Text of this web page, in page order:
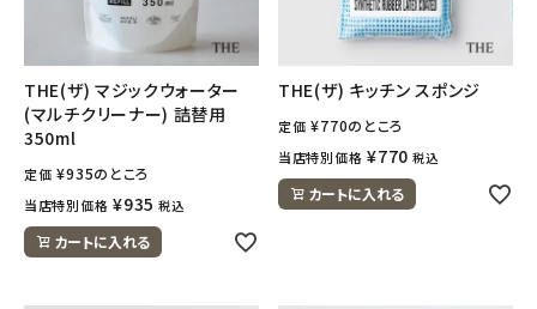
THE(ザ) マジックウォーター
(マルチクリーナー) 詰替用
350ml
定価 ¥935のところ
当店特別価格 ¥935 税込
カートに入れる
THE(ザ) キッチン スポンジ
定価 ¥770のところ
当店特別価格 ¥770 税込
カートに入れる